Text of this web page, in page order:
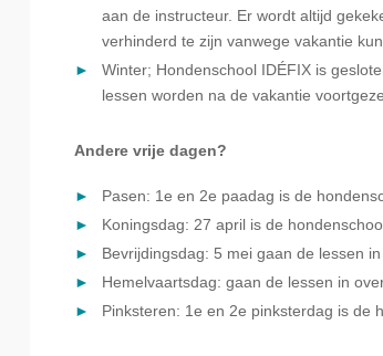
aan de instructeur. Er wordt altijd
verhinderd te zijn vanwege vakantie
Winter; Hondenschool IDÉFIX is
lessen worden na de vakantie
Andere vrije dagen?
Pasen: 1e en 2e paadag is de
Koningsdag: 27 april is de
Bevrijdingsdag: 5 mei gaan de lessen
Hemelvaartsdag: gaan de lessen in
Pinksteren: 1e en 2e pinksterdag is de